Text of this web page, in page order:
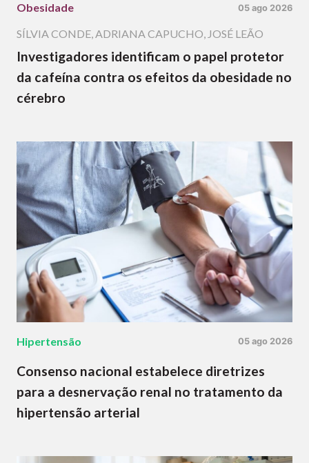
Obesidade 05 ago 2026
SÍLVIA CONDE,ADRIANA CAPUCHO, JOSÉ LEÃO
Investigadores identificam o papel protetor
da cafeína contra os efeitos da obesidade no
cérebro
Hipertensão 05 ago 2026
Consenso nacional estabelece diretrizes
para a desnervação renal no tratamento da
hipertensão arterial